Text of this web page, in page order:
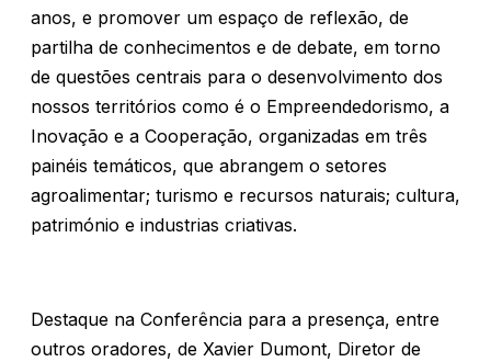
anos, e promover um espaço de reflexão, de
partilha de conhecimentos e de debate, em torno
de questões centrais para o desenvolvimento dos
nossos territórios como é o Empreendedorismo, a
Inovação e a Cooperação, organizadas em três
painéis temáticos, que abrangem o setores
agroalimentar; turismo e recursos naturais; cultura,
património e industrias criativas.
Destaque na Conferência para a presença, entre
outros oradores, de Xavier Dumont, Diretor de